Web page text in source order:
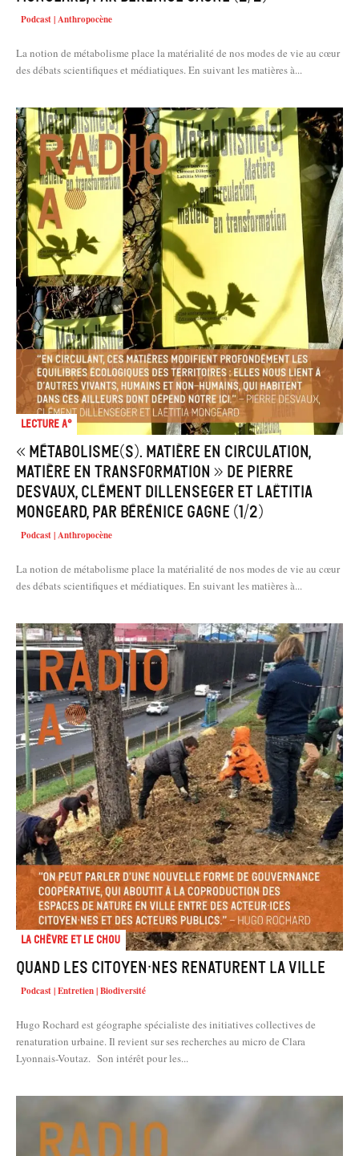
Podcast | Anthropocène
La notion de métabolisme place la matérialité de nos modes de vie au cœur
des débats scientifiques et médiatiques. En suivant les matières à...
Lecture A°
« Métabolisme(s). Matière en circulation,
matière en transformation » de Pierre
Desvaux, Clément Dillenseger et Laëtitia
Mongeard, par Bérénice Gagne (1/2)
Podcast | Anthropocène
La notion de métabolisme place la matérialité de nos modes de vie au cœur
des débats scientifiques et médiatiques. En suivant les matières à...
La chèvre et le chou
Quand les citoyen·nes renaturent la ville
Podcast | Entretien | Biodiversité
Hugo Rochard est géographe spécialiste des initiatives collectives de
renaturation urbaine. Il revient sur ses recherches au micro de Clara
Lyonnais-Voutaz. Son intérêt pour les...